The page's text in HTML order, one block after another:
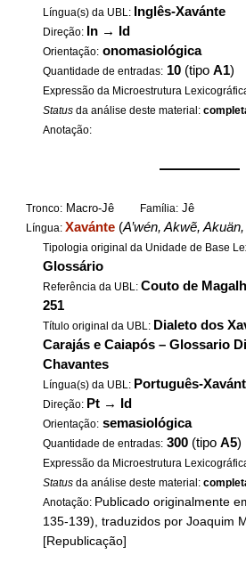
Língua(s) da UBL: Inglês-Xavánte
Direção: In → Id
Orientação: onomasiológica
Quantidade de entradas: 10 (tipoA1)
Expressão da Microestrutura
Status da análise deste material:
Anotação:
——————
Tronco: Macro-Jê Família: Jê
Língua:Xavánte (A’wén, Akwẽ,
Tipologia original da Unidade de Base
Glossário
Referência da UBL:Couto de
251
Título original da UBL: Dialeto dos
Carajás e Caiapós – Glossario
Chavantes
Língua(s) da UBL: Português-
Direção: Pt → Id
Orientação: semasiológica
Quantidade de entradas: 300 (tipoA5)
Expressão da Microestrutura
Status da análise deste material:
Anotação: Publicado originalmente
135-139), traduzidos por Joaquim
[Republicação]